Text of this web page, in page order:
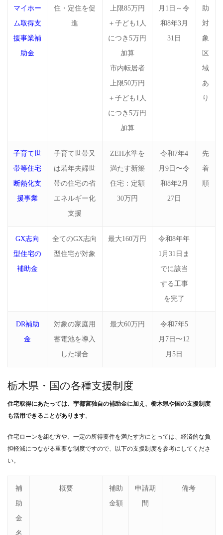
マイホー
ム取得支
援事業補
助金
住・定住を促
進
上限85万円
＋子ども1人
につき5万円
加算
市内転居者
上限50万円
＋子ども1人
につき5万円
加算
月1日～令
和8年3月
31日
助
対
象
区
域
あ
り
子育て世
帯等住宅
断熱化支
援事業
子育て世帯又
は若年夫婦世
帯の住宅の省
エネルギー化
支援
ZEH水準を
満たす新築
住宅：定額
30万円
令和7年4
月9日〜令
和8年2月
27日
先
着
順
GX志向
型住宅の
補助金
全てのGX志向
型住宅が対象
最大160万円
令和8年年
1月31日ま
でに該当
する工事
を完了
DR補助
金
対象の家庭用
蓄電池を導入
した場合
最大60万円
令和7年5
月7日〜12
月5日
栃木県・国の各種支援制度
住宅取得にあたっては、宇都宮独自の補助金に加え、栃木県や国の支援制度
も活用できることがあります。
住宅ローンを組む方や、一定の所得要件を満たす方にとっては、経済的な負
担軽減につながる重要な制度ですので、以下の支援制度を参考にしてくださ
い。
補
助
金
名
概要
補助
金額
申請期
間
備考